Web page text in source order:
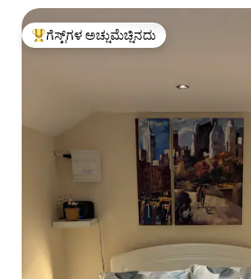
ಗೆಸ್ಟ್‌ಗಳಿಗೆ ಅತಿ ಹೆಚ್ಚು ಅಚ್ಚುಮೆಚ್ಚಿನದು
ಗೆಸ್ಟ್‌ಗಳ ಅಚ್ಚುಮೆಚ್ಚಿನದು